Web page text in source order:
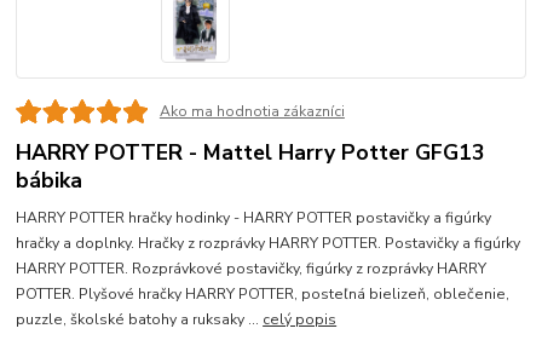
Ako ma hodnotia zákazníci
HARRY POTTER - Mattel Harry Potter GFG13
bábika
HARRY POTTER hračky hodinky - HARRY POTTER postavičky a figúrky
hračky a doplnky. Hračky z rozprávky HARRY POTTER. Postavičky a figúrky
HARRY POTTER. Rozprávkové postavičky, figúrky z rozprávky HARRY
POTTER. Plyšové hračky HARRY POTTER, posteľná bielizeň, oblečenie,
puzzle, školské batohy a ruksaky ... celý popis